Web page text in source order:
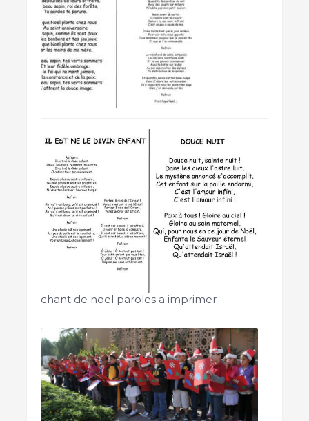
chant de noel paroles a imprimer